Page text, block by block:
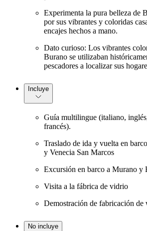
Experimenta la pura belleza de
por sus vibrantes y coloridas
encajes hechos a mano.
Dato curioso: Los vibrantes
Burano se utilizaban
pescadores a localizar sus
Incluye
Guía multilingue (italiano,
francés).
Traslado de ida y vuelta en
y Venecia San Marcos
Excursión en barco a Murano y
Visita a la fábrica de vidrio
Demostración de fabricación de
No incluye